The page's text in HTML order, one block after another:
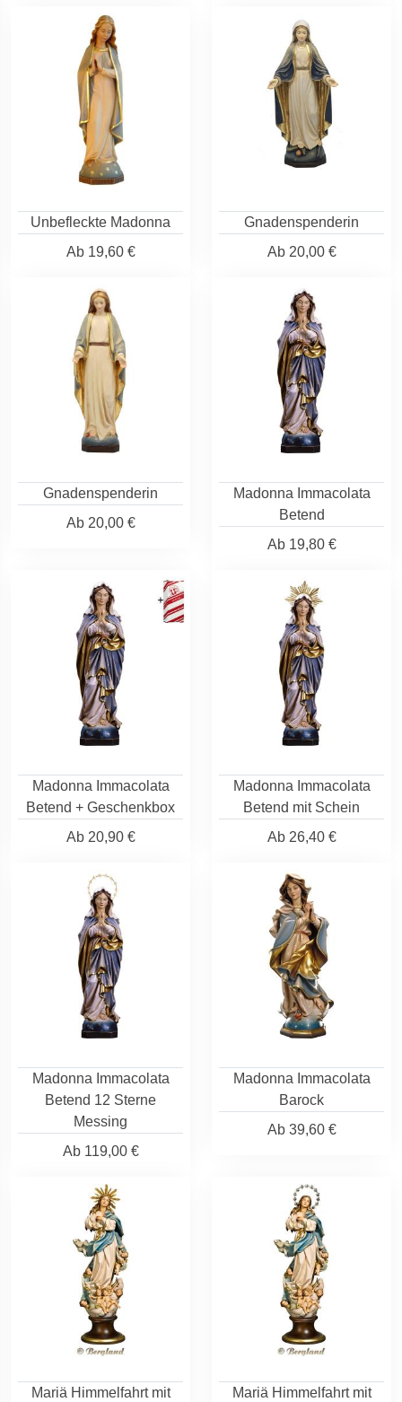
Unbefleckte Madonna
Ab19,60 €
Gnadenspenderin
Ab20,00 €
Gnadenspenderin
Ab20,00 €
Madonna Immacolata
Betend
Ab19,80 €
Madonna Immacolata
Betend + Geschenkbox
Ab20,90 €
Madonna Immacolata
Betend mit Schein
Ab26,40 €
Madonna Immacolata
Betend 12 Sterne
Messing
Ab119,00 €
Madonna Immacolata
Barock
Ab39,60 €
Mariä Himmelfahrt mit
Mariä Himmelfahrt mit